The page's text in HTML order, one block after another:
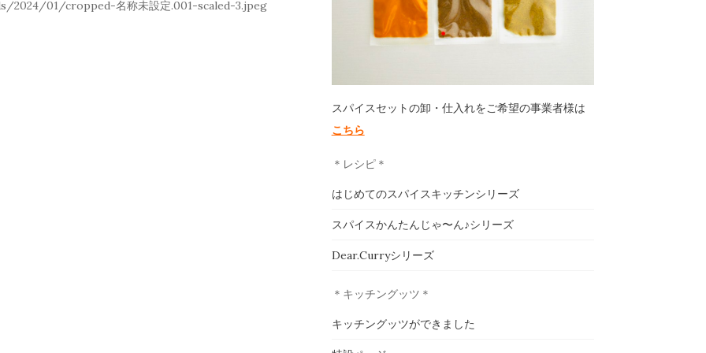
01/cropped-‎名称未設定.‎001-scaled-3.jpeg
スパイスセットの卸・仕入れをご希望の事業者様は
こちら
＊レシピ＊
はじめてのスパイスキッチンシリーズ
スパイスかんたんじゃ〜ん♪シリーズ
Dear.Curryシリーズ
＊キッチングッツ＊
キッチングッツができました